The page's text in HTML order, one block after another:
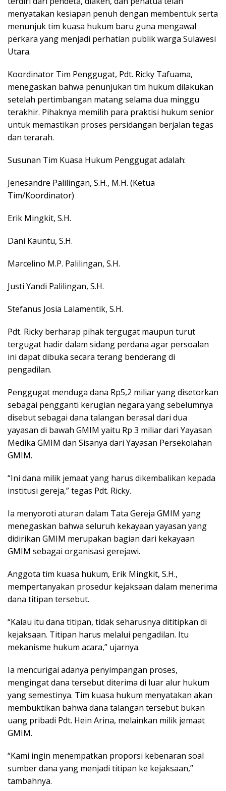
menyatakan kesiapan penuh dengan membentuk serta
menunjuk tim kuasa hukum baru guna mengawal
perkara yang menjadi perhatian publik warga Sulawesi
Utara.
Koordinator Tim Penggugat, Pdt. Ricky Tafuama,
menegaskan bahwa penunjukan tim hukum dilakukan
setelah pertimbangan matang selama dua minggu
terakhir. Pihaknya memilih para praktisi hukum senior
untuk memastikan proses persidangan berjalan tegas
dan terarah.
Susunan Tim Kuasa Hukum Penggugat adalah:
Jenesandre Palilingan, S.H., M.H. (Ketua
Tim/Koordinator)
Erik Mingkit, S.H.
Dani Kauntu, S.H.
Marcelino M.P. Palilingan, S.H.
Justi Yandi Palilingan, S.H.
Stefanus Josia Lalamentik, S.H.
Pdt. Ricky berharap pihak tergugat maupun turut
tergugat hadir dalam sidang perdana agar persoalan
ini dapat dibuka secara terang benderang di
pengadilan.
Penggugat menduga dana Rp5,2 miliar yang disetorkan
sebagai pengganti kerugian negara yang sebelumnya
disebut sebagai dana talangan berasal dari dua
yayasan di bawah GMIM yaitu Rp 3 miliar dari Yayasan
Medika GMIM dan Sisanya dari Yayasan Persekolahan
GMIM.
“Ini dana milik jemaat yang harus dikembalikan kepada
institusi gereja,” tegas Pdt. Ricky.
Ia menyoroti aturan dalam Tata Gereja GMIM yang
menegaskan bahwa seluruh kekayaan yayasan yang
didirikan GMIM merupakan bagian dari kekayaan
GMIM sebagai organisasi gerejawi.
Anggota tim kuasa hukum, Erik Mingkit, S.H.,
mempertanyakan prosedur kejaksaan dalam menerima
dana titipan tersebut.
“Kalau itu dana titipan, tidak seharusnya dititipkan di
kejaksaan. Titipan harus melalui pengadilan. Itu
mekanisme hukum acara,” ujarnya.
Ia mencurigai adanya penyimpangan proses,
mengingat dana tersebut diterima di luar alur hukum
yang semestinya. Tim kuasa hukum menyatakan akan
membuktikan bahwa dana talangan tersebut bukan
uang pribadi Pdt. Hein Arina, melainkan milik jemaat
GMIM.
“Kami ingin menempatkan proporsi kebenaran soal
sumber dana yang menjadi titipan ke kejaksaan,”
tambahnya.